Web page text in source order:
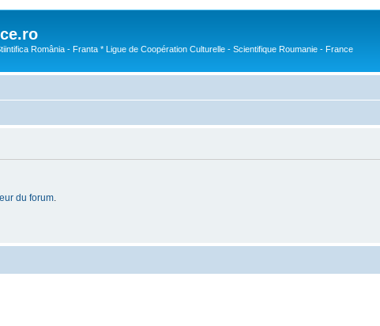
România - Franta * Ligue de Coopération Culturelle - Scientifique Roumanie - France
du forum